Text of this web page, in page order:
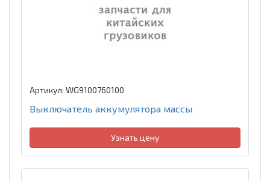
Артикул: WG9100760100
Выключатель аккумулятора массы
Узнать цену